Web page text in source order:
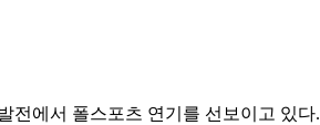
전에서 폴스포츠 연기를 선보이고 있다.